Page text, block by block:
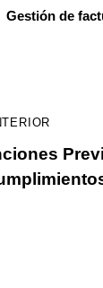
Gestión de